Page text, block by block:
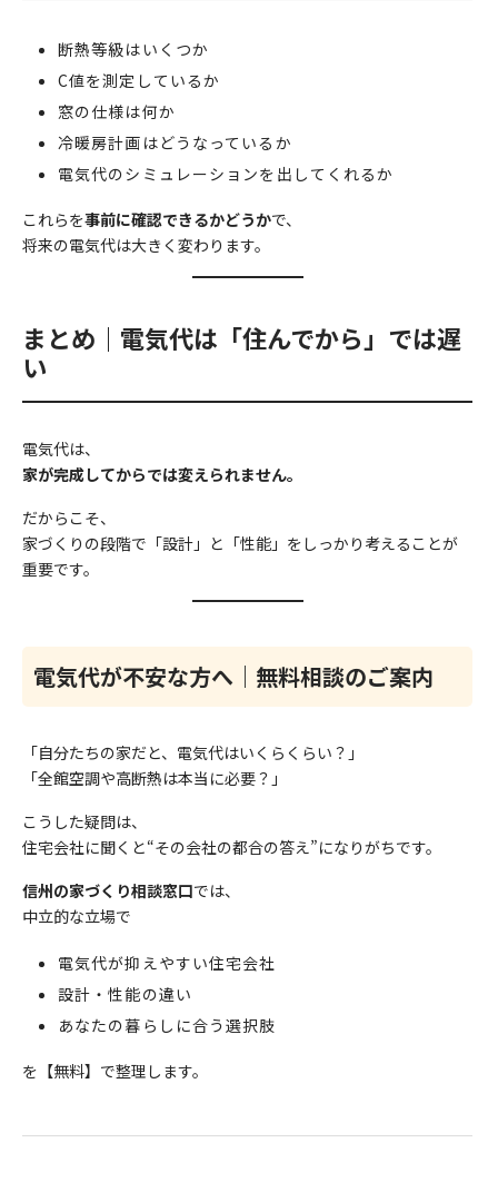
断熱等級はいくつか
C値を測定しているか
窓の仕様は何か
冷暖房計画はどうなっているか
電気代のシミュレーションを出してくれるか
これらを事前に確認できるかどうかで、
将来の電気代は大きく変わります。
まとめ｜電気代は「住んでから」では遅
い
電気代は、
家が完成してからでは変えられません。
だからこそ、
家づくりの段階で「設計」と「性能」をしっかり考えることが
重要です。
電気代が不安な方へ｜無料相談のご案内
「自分たちの家だと、電気代はいくらくらい？」
「全館空調や高断熱は本当に必要？」
こうした疑問は、
住宅会社に聞くと“その会社の都合の答え”になりがちです。
信州の家づくり相談窓口では、
中立的な立場で
電気代が抑えやすい住宅会社
設計・性能の違い
あなたの暮らしに合う選択肢
を【無料】で整理します。